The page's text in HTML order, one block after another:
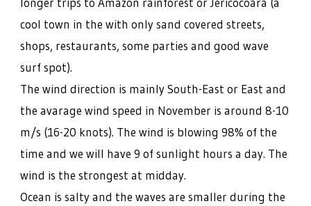
cool town in the with only sand covered streets,
shops, restaurants, some parties and good wave
surf spot).
The wind direction is mainly South-East or East and
the avarage wind speed in November is around 8-10
m/s (16-20 knots). The wind is blowing 98% of the
time and we will have 9 of sunlight hours a day. The
wind is the strongest at midday.
Ocean is salty and the waves are smaller during the